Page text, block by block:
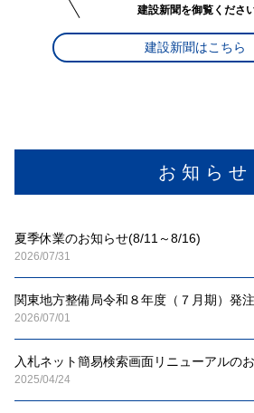
お 知 ら せ
夏季休業のお知らせ(8/11～8/16)
2026/07/31
関東地方整備局令和８年度（７月期）発
2026/07/01
入札ネット簡易検索画面リニューアルの
2025/04/24
建設新聞を御覧ください
建設新聞はこちら